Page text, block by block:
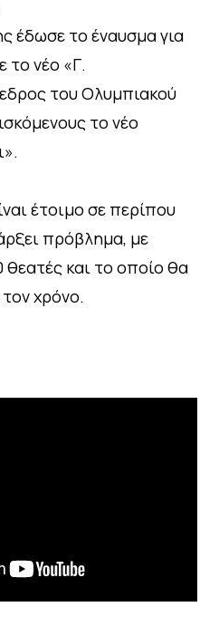
έδωσε το έναυσμα για
το νέο «Γ.
του Ολυμπιακού
το νέο
έτοιμο σε περίπου
πρόβλημα, με
και το οποίο θα
χρόνο.